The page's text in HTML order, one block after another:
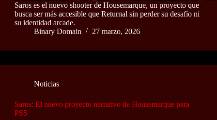
Saros es el nuevo shooter de Housemarque, un proyecto que
busca ser más accesible que Returnal sin perder su desafío ni
su identidad arcade.
Binary Domain
27 marzo, 2026
Noticias
Saros: El nuevo proyecto narrativo de Housemarque para
PS5